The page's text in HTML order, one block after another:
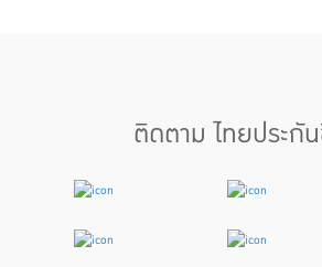
ติดตาม ไทยประกั